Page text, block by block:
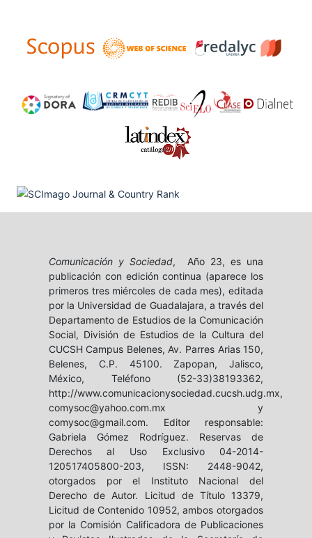
Comunicación y Sociedad, Año 23, es una
publicación con edición continua (aparece los
primeros tres miércoles de cada mes), editada
por la Universidad de Guadalajara, a través del
Departamento de Estudios de la Comunicación
Social, División de Estudios de la Cultura del
CUCSH Campus Belenes, Av. Parres Arias 150,
Belenes, C.P. 45100. Zapopan, Jalisco,
México, Teléfono (52-33)38193362,
http://www.comunicacionysociedad.cucsh.udg.mx,
comysoc@yahoo.com.mx y
comysoc@gmail.com. Editor responsable:
Gabriela Gómez Rodríguez. Reservas de
Derechos al Uso Exclusivo 04-2014-
120517405800-203, ISSN: 2448-9042,
otorgados por el Instituto Nacional del
Derecho de Autor. Licitud de Título 13379,
Licitud de Contenido 10952, ambos otorgados
por la Comisión Calificadora de Publicaciones